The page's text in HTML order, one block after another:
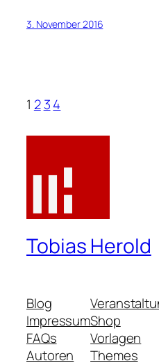
3. November 2016
1 2 34
Tobias Herold
Blog
Impressum
FAQs
Autoren
Shop
Vorlagen
Themes